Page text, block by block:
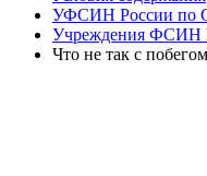
УФСИН России по
Учреждения ФСИН
Что не так с